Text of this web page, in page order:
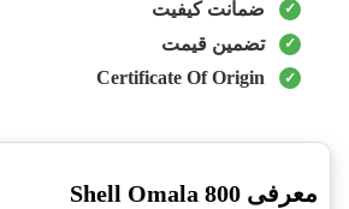
ضمانت کیفیت
تضمین قیمت
Certificate Of Origin
معرفی Shell Omala 800